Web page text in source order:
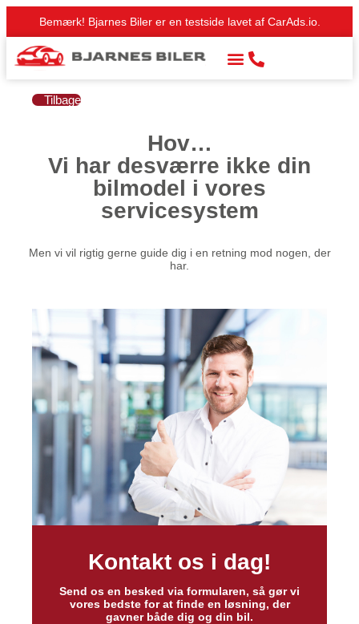
Bemærk! Bjarnes Biler er en testside lavet af CarAds.io.
Tilbage
Hov…
Vi har desværre ikke din
bilmodel i vores
servicesystem
Men vi vil rigtig gerne guide dig i en retning mod nogen, der
har.
Kontakt os i dag!
Send os en besked via formularen, så gør vi
vores bedste for at finde en løsning, der
gavner både dig og din bil.